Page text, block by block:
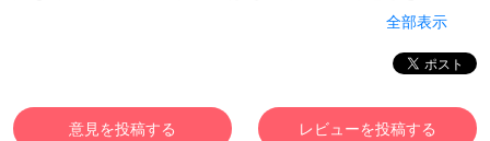
女の子供を発見し、アレン、エレナと名づけて保護する。
いたタクミは生計を立てるために冒険者ギルドに登録。 ア
活がスタート！
全部表示
意見を投稿する レビューを投稿する